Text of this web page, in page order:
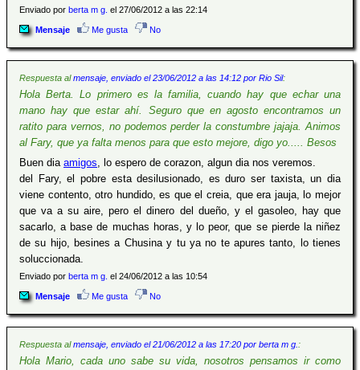
Enviado por berta m g. el 27/06/2012 a las 22:14
Mensaje Me gusta No
Respuesta almensaje, enviado el 23/06/2012 a las 14:12 por Rio Sil:
Hola Berta. Lo primero es la familia, cuando hay que echar una
mano hay que estar ahí. Seguro que en agosto encontramos un
ratito para vernos, no podemos perder la constumbre jajaja. Animos
al Fary, que ya falta menos para que esto mejore, digo yo..... Besos
Buen dia amigos, lo espero de corazon, algun dia nos veremos.
del Fary, el pobre esta desilusionado, es duro ser taxista, un dia
viene contento, otro hundido, es que el creia, que era jauja, lo mejor
que va a su aire, pero el dinero del dueño, y el gasoleo, hay que
sacarlo, a base de muchas horas, y lo peor, que se pierde la niñez
de su hijo, besines a Chusina y tu ya no te apures tanto, lo tienes
soluccionada.
Enviado por berta m g. el 24/06/2012 a las 10:54
Mensaje Me gusta No
Respuesta almensaje, enviado el 21/06/2012 a las 17:20 por berta m g. :
Hola Mario, cada uno sabe su vida, nosotros pensamos ir como